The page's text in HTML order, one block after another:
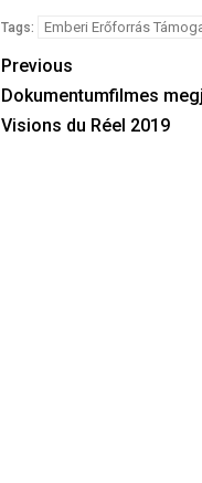
Tags: Emberi Erőforrás
Previous
Dokumentumfilmes
Visions du Réel 2019